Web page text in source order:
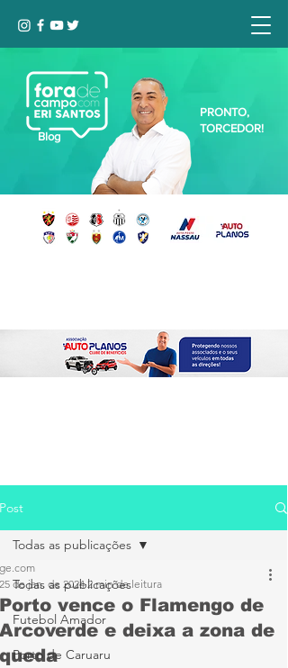
Blog
PRONTO,
TORCEDOR!
Post
Todas as publicações
Futebol Amador
Porto de Caruaru
Todas as publicações
Porto vence o Flamengo de
Arcoverde e deixa a zona de
queda
ge.com
25 de jan. de 2024 2 min de leitura